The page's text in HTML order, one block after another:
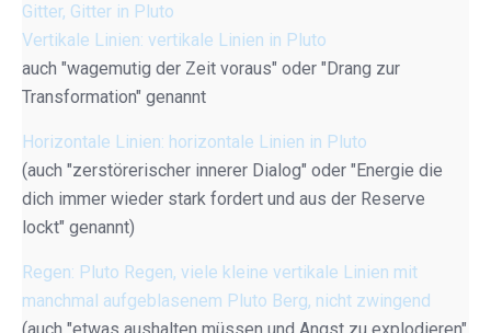
Gitter, Gitter in Pluto
Vertikale Linien: vertikale Linien in Pluto
auch "wagemutig der Zeit voraus" oder "Drang zur
Transformation" genannt
Horizontale Linien: horizontale Linien in Pluto
(auch "zerstörerischer innerer Dialog" oder "Energie die
dich immer wieder stark fordert und aus der Reserve
lockt" genannt)
Regen: Pluto Regen, viele kleine vertikale Linien mit
manchmal aufgeblasenem Pluto Berg, nicht zwingend